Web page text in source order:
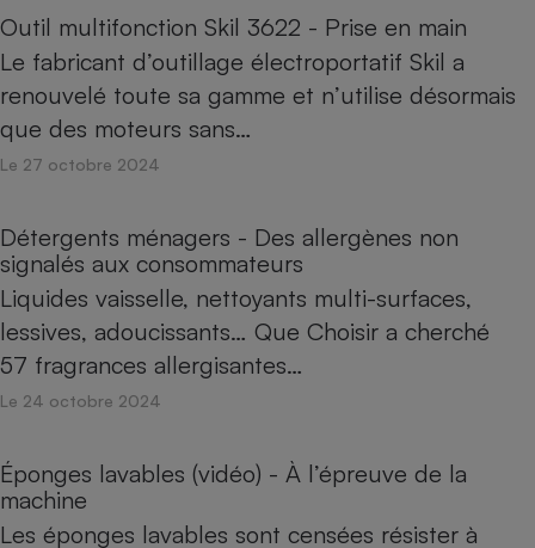
Outil multifonction Skil 3622 - Prise en main
Le fabricant d’outillage électroportatif Skil a
renouvelé toute sa gamme et n’utilise désormais
que des moteurs sans…
Le 27 octobre 2024
Détergents ménagers - Des allergènes non
signalés aux consommateurs
Liquides vaisselle, nettoyants multi-surfaces,
lessives, adoucissants… Que Choisir a cherché
57 fragrances allergisantes…
Le 24 octobre 2024
Éponges lavables (vidéo) - À l’épreuve de la
machine
Les éponges lavables sont censées résister à